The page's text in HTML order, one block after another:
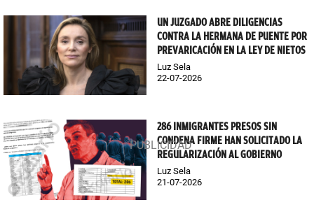
UN JUZGADO ABRE DILIGENCIAS
CONTRA LA HERMANA DE PUENTE POR
PREVARICACIÓN EN LA LEY DE NIETOS
Luz Sela
22-07-2026
286 INMIGRANTES PRESOS SIN
CONDENA FIRME HAN SOLICITADO LA
REGULARIZACIÓN AL GOBIERNO
Luz Sela
21-07-2026